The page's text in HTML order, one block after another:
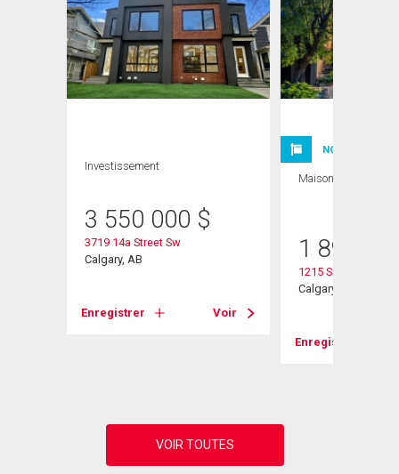
Investissement
3 550 000 $
3719 14a Street Sw
Calgary, AB
Enregistrer Voir
NOUVELLE
Maison
1 899
1215 Sifton
Calgary, AB
Enregistrer